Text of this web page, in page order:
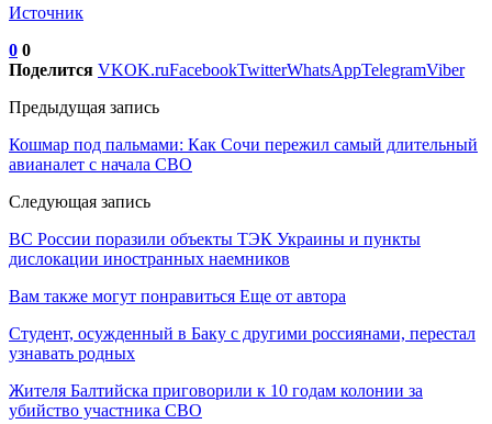
Источник
0 0
Поделится VKOK.ruFacebookTwitterWhatsAppTelegramViber
Предыдущая запись
Кошмар под пальмами: Как Сочи пережил самый длительный
авианалет с начала СВО
Следующая запись
ВС России поразили объекты ТЭК Украины и пункты
дислокации иностранных наемников
Вам также могут понравиться Еще от автора
Студент, осужденный в Баку с другими россиянами, перестал
узнавать родных
Жителя Балтийска приговорили к 10 годам колонии за
убийство участника СВО